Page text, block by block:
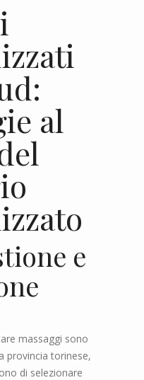
al
e
massaggi sono
provincia torinese,
di selezionare